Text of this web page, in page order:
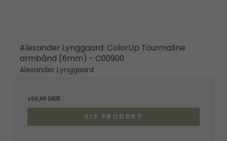
Alexander Lynggaard: ColorUp Tourmaline
armbånd (6mm) - C00900
Alexander Lynggaard
600,00 DKK
VIS PRODUKT